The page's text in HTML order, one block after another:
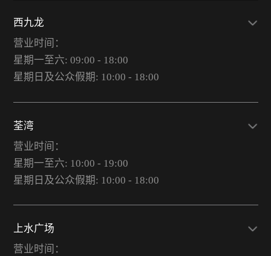
西九龙
营业时间：
星期一至六: 09:00 - 18:00
星期日及公众假期: 10:00 - 18:00
荃湾
营业时间：
星期一至六: 10:00 - 19:00
星期日及公众假期: 10:00 - 18:00
上水广场
营业时间：